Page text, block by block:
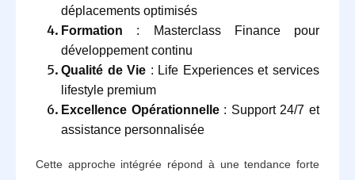
déplacements optimisés
Formation : Masterclass Finance pour
développement continu
Qualité de Vie : Life Experiences et services
lifestyle premium
Excellence Opérationnelle: Support 24/7 et
assistance personnalisée
Cette approche intégrée répond à une tendance forte